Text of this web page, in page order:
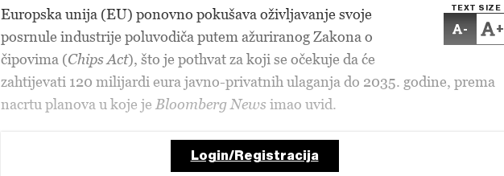
TEXT SIZE
- +
Europska unija (EU) ponovno pokušava oživljavanje svoje
posrnule industrije poluvodiča putem ažuriranog Zakona o
čipovima (Chips Act), što je pothvat za koji se očekuje da će
zahtijevati 120 milijardi eura javno-privatnih ulaganja do 2035. godine, prema
nacrtu planova u koje je Bloomberg News imao uvid.
Login/Registracija